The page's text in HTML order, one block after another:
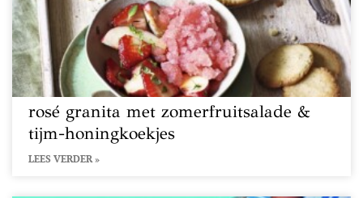
rosé granita met zomerfruitsalade &
tijm-honingkoekjes
LEES VERDER »